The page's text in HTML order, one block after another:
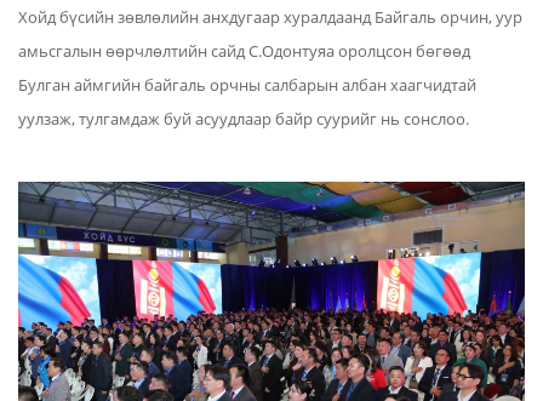
Хойд бүсийн зөвлөлийн анхдугаар хуралдаанд Байгаль орчин, уур
амьсгалын өөрчлөлтийн сайд С.Одонтуяа оролцсон бөгөөд
Булган аймгийн байгаль орчны салбарын албан хаагчидтай
уулзаж, тулгамдаж буй асуудлаар байр суурийг нь сонслоо.